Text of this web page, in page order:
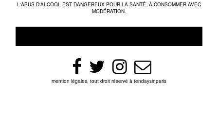
L'ABUS D'ALCOOL EST DANGEREUX POUR LA SANTÉ. À CONSOMMER AVEC
MODÉRATION.
mention légales, tout droit réservé à tendaysinparis